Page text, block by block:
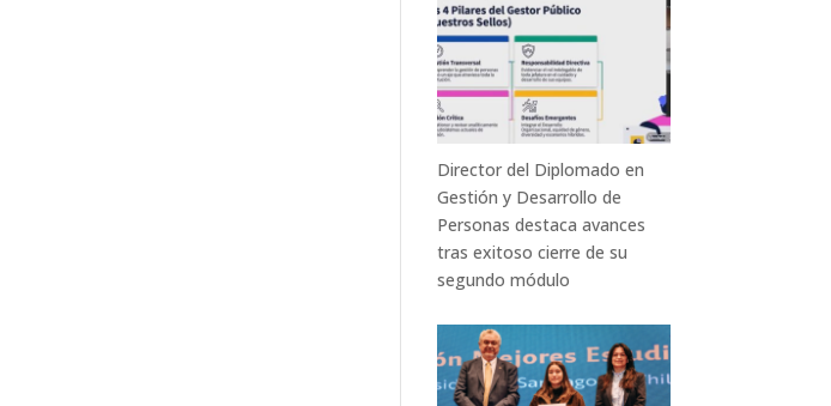
Director del Diplomado en
Gestión y Desarrollo de
Personas destaca avances
tras exitoso cierre de su
segundo módulo